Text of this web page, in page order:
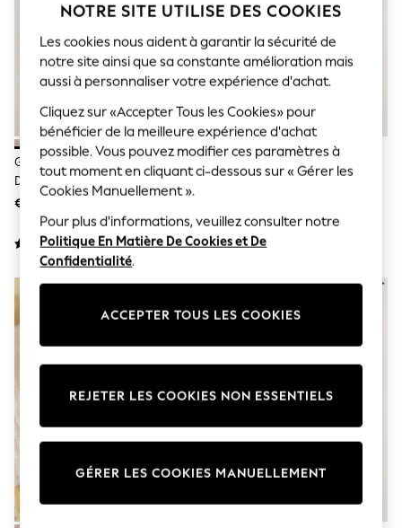
Shirts
Shorts
Sunglasses
T-Shirts
Vests
Boys Holiday Shop
All Swimwear
Ponchos & Toweling sets
Sun Hats & Caps
Polo Shirts
Rash Vests
Shirts
Shorts
Sunglasses
Sunsafe Swimwear
Swimshorts
Tops & T-Shirts
Girls Holiday Shop
Sun Hats & Caps
Rash Vests
Sandals & Sliders
Skirts
Grège Naturel - Mocassins En
Daim À Enfiler
€ 31 - € 35
Marron Fauve - Mocassins En
Daim À Enfiler
NOTRE SITE UTILISE DES COOKIES
Les cookies nous aident à garantir la sécurité de
notre site ainsi que sa constante amélioration mais
aussi à personnaliser votre expérience d'achat.
Cliquez sur «Accepter Tous les Cookies» pour
bénéficier de la meilleure expérience d'achat
possible. Vous pouvez modifier ces paramètres à
tout moment en cliquant ci-dessous sur « Gérer les
Cookies Manuellement ».
Pour plus d'informations, veuillez consulter notre
Politique En Matière De Cookies et De
Confidentialité.
ACCEPTER TOUS LES COOKIES
GÉRER LES COOKIES MANUELLEMENT
REJETER LES COOKIES NON ESSENTIELS